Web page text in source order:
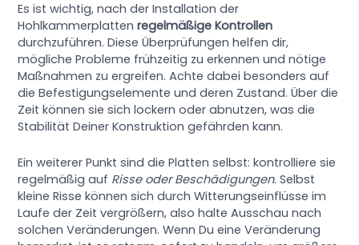
Es ist wichtig, nach der Installation der
Hohlkammerplattenregelmäßige Kontrollen
durchzuführen. Diese Überprüfungen helfen dir,
mögliche Probleme frühzeitig zu erkennen und nötige
Maßnahmen zu ergreifen. Achte dabei besonders auf
die Befestigungselemente und deren Zustand. Über die
Zeit können sie sich lockern oder abnutzen, was die
Stabilität Deiner Konstruktion gefährden kann.
Ein weiterer Punkt sind die Platten selbst: kontrolliere sie
regelmäßig auf Risse oder Beschädigungen. Selbst
kleine Risse können sich durch Witterungseinflüsse im
Laufe der Zeit vergrößern, also halte Ausschau nach
solchen Veränderungen. Wenn Du eine Veränderung